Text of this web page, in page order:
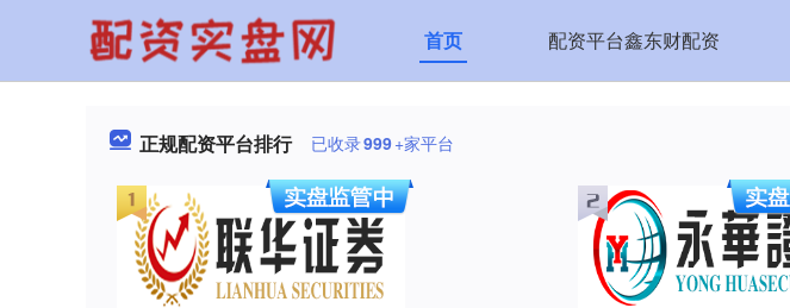
首页 配资平台鑫东财配资
正规配资平台排行 已收录999+家平台